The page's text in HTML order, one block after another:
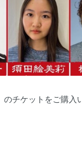
チケットをご購入